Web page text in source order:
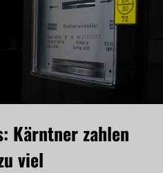
Kärntner zahlen
viel